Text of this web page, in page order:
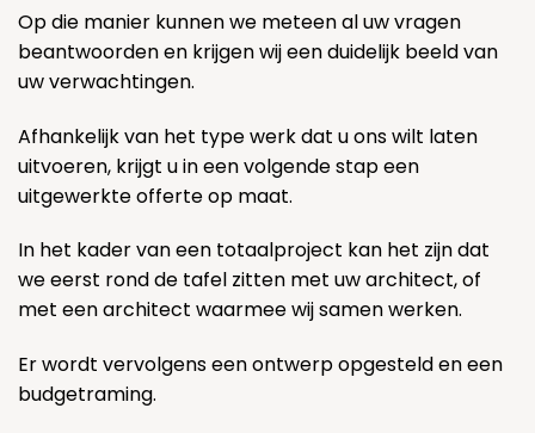
Op die manier kunnen we meteen al uw vragen
beantwoorden en krijgen wij een duidelijk beeld van
uw verwachtingen.
Afhankelijk van het type werk dat u ons wilt laten
uitvoeren, krijgt u in een volgende stap een
uitgewerkte offerte op maat.
In het kader van een totaalproject kan het zijn dat
we eerst rond de tafel zitten met uw architect, of
met een architect waarmee wij samen werken.
Er wordt vervolgens een ontwerp opgesteld en een
budgetraming.